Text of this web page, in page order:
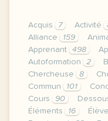
Acquis 7 Activité
Alliance
159
Apprenant
498
Autoformation
2
Chercheuse
8
Commun
101
Cours
90
Éléments
16